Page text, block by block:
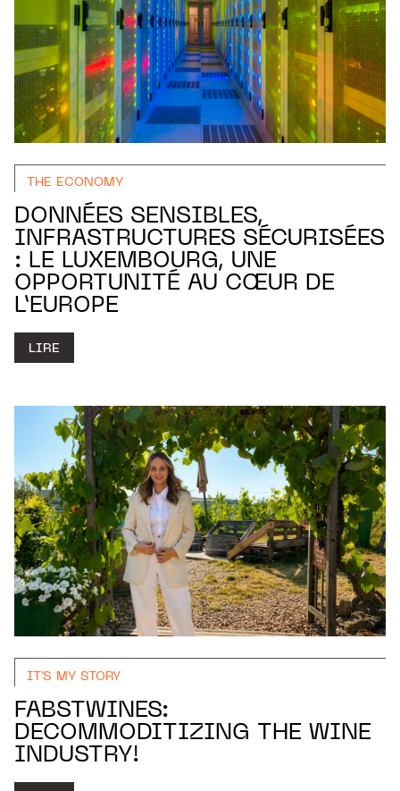
THE ECONOMY
DONNÉES SENSIBLES,
INFRASTRUCTURES SÉCURISÉES
: LE LUXEMBOURG, UNE
OPPORTUNITÉ AU CŒUR DE
L’EUROPE
LIRE
IT'S MY STORY
FABSTWINES:
DECOMMODITIZING THE WINE
INDUSTRY!